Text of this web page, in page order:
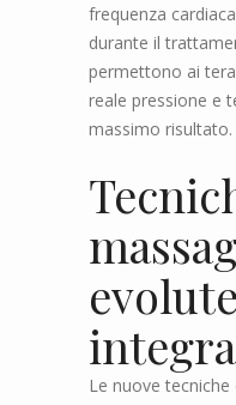
frequenza
durante il
permettono ai
reale pressione e
massimo risultato.
Le nuove